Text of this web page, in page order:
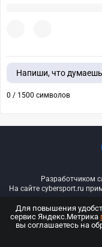
Напиши, что думаешь
0 / 1500 символов
Разработчиком
На сайте cybersport.ru
© ООО
Для повышения
сервис Яндекс.Метрика
вы соглашаетесь на